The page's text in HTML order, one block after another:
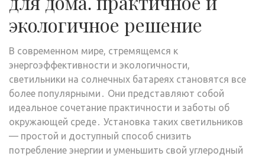
экологичное решение
В современном мире, стремящемся к
энергоэффективности и экологичности,
светильники на солнечных батареях становятся все
более популярными․ Они представляют собой
идеальное сочетание практичности и заботы об
окружающей среде․ Установка таких светильников
— простой и доступный способ снизить
потребление энергии и уменьшить свой углеродный